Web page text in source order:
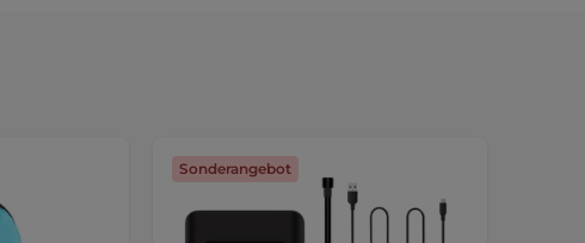
Sonderangebot